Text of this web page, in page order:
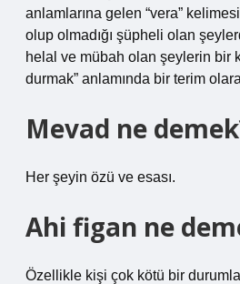
anlamlarına gelen “vera”
olup olmadığı şüpheli olan
helal ve mübah olan şeylerin bir
durmak” anlamında bir terim
Mevad ne
Her şeyin özü ve esası.
Ahi figan ne
Özellikle kişi çok kötü bir durumla